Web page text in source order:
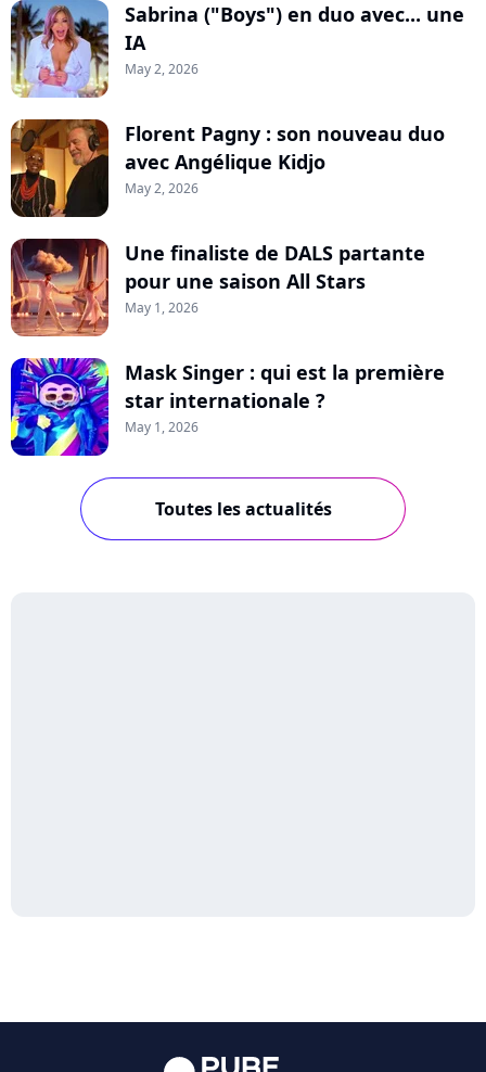
Sabrina ("Boys") en duo avec... une
IA
May 2, 2026
Florent Pagny : son nouveau duo
avec Angélique Kidjo
May 2, 2026
Une finaliste de DALS partante
pour une saison All Stars
May 1, 2026
Mask Singer : qui est la première
star internationale ?
May 1, 2026
Toutes les actualités